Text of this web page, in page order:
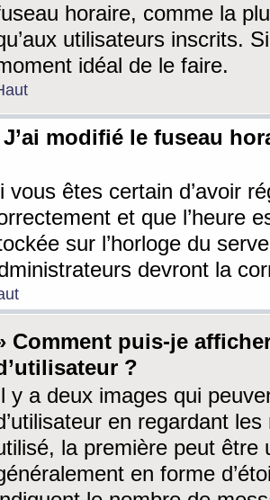
horaire, comme la
utilisateurs inscrits.
idéal de le faire.
J’ai modifié le fuseau
vous êtes certain d’avoir
et que l’heure
sur l’horloge du
devront la
Comment puis-je
?
y a deux images qui
en regardant
la première peut être
en forme